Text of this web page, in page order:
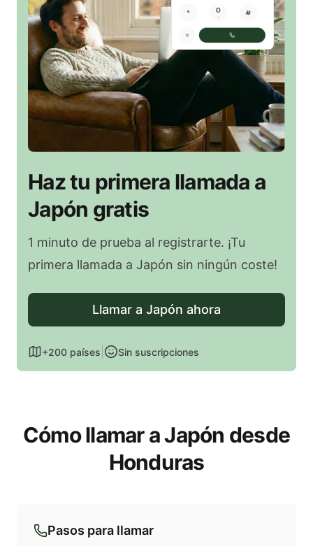
Haz tu primera llamada a
Japón gratis
1 minuto de prueba al registrarte. ¡Tu
primera llamada a Japón sin ningún coste!
Llamar a Japón ahora
+200 países Sin suscripciones
Cómo llamar a Japón desde
Honduras
Pasos para llamar